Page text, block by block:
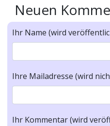
Neuen
Ihr Name (wird
Ihre Mailadresse (wird
Ihr Kommentar (wird